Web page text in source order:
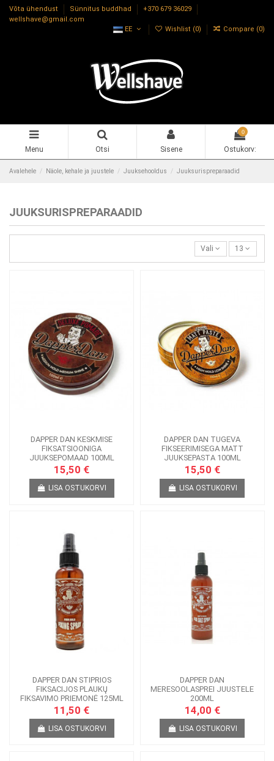
Võta ühendust Sünnitus buddhad
+370 679 36029
wellshave@gmail.com
EE
Wishlist (0) Compare (0)
Menu Otsi Sisene
0
Ostukorv:
Avalehele Näole, kehale ja juustele Juuksehooldus Juuksurispreparaadid
JUUKSURISPREPARAADID
Vali 13
DAPPER DAN KESKMISE
FIKSATSIOONIGA
JUUKSEPOMAAD 100ML
15,50 €
LISA OSTUKORVI
DAPPER DAN TUGEVA
FIKSEERIMISEGA MATT
JUUKSEPASTA 100ML
15,50 €
LISA OSTUKORVI
DAPPER DAN STIPRIOS
FIKSACIJOS PLAUKŲ
FIKSAVIMO PRIEMONĖ 125ML
11,50 €
LISA OSTUKORVI
DAPPER DAN
MERESOOLASPREI JUUSTELE
200ML
14,00 €
LISA OSTUKORVI